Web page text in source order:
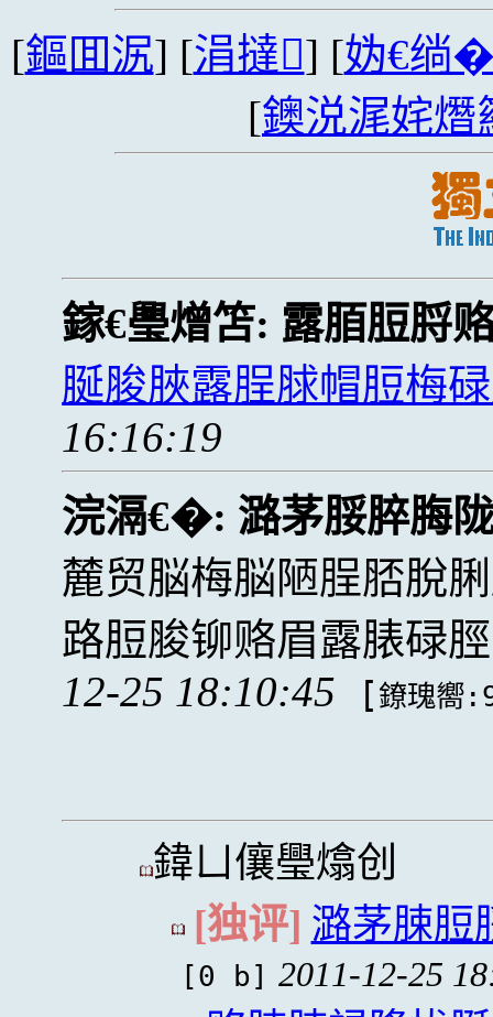
[鏂囬泦] [涓撻] [妫€绱
[鐭涚浘姹熸
鎵€璺熷笘: 露脜脰脟
脠脧脥露脭脙帽脰梅
16:16:19
浣滆€�: 潞茅脮脺脢
麓贸脳梅脳陋脭脴脫
路脰脧铆赂眉露脿碌
12-25 18:10:45
[鐐瑰嚮
鍏ㄩ儴璺熻创
[独评] 潞茅脨脰
[0 b] 2011-12-25